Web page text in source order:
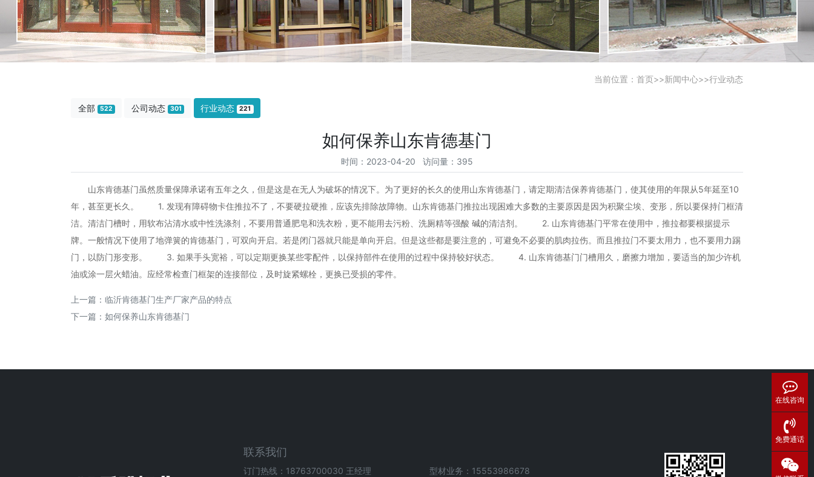
当前位置： 首页>>新闻中心>>行业动态
全部 522 公司动态 301 行业动态 221
如何保养山东肯德基门
时间：2023-04-20 访问量：395
山东肯德基门虽然质量保障承诺有五年之久，但是这是在无人为破坏的情况下。为了更好的长久的使用山东肯德基门，请定期清洁保养肯德基门，使其使用的年限从5年延至10
年，甚至更长久。 1. 发现有障碍物卡住推拉不了，不要硬拉硬推，应该先排除故障物。山东肯德基门推拉出现困难大多数的主要原因是因为积聚尘埃、变形，所以要保持门框清
洁。清洁门槽时，用软布沾清水或中性洗涤剂，不要用普通肥皂和洗衣粉，更不能用去污粉、洗厕精等强酸 碱的清洁剂。 2. 山东肯德基门平常在使用中，推拉都要根据提示
牌。一般情况下使用了地弹簧的肯德基门，可双向开启。若是闭门器就只能是单向开启。但是这些都是要注意的，可避免不必要的肌肉拉伤。而且推拉门不要太用力，也不要用力踢
门，以防门形变形。 3. 如果手头宽裕，可以定期更换某些零配件，以保持部件在使用的过程中保持较好状态。 4. 山东肯德基门门槽用久，磨擦力增加，要适当的加少许机
油或涂一层火蜡油。应经常检查门框架的连接部位，及时旋紧螺栓，更换已受损的零件。
上一篇： 临沂肯德基门生产厂家产品的特点
下一篇： 如何保养山东肯德基门
联系我们
订门热线：18763700030 王经理 型材业务：15553986678
在线咨询
免费通话